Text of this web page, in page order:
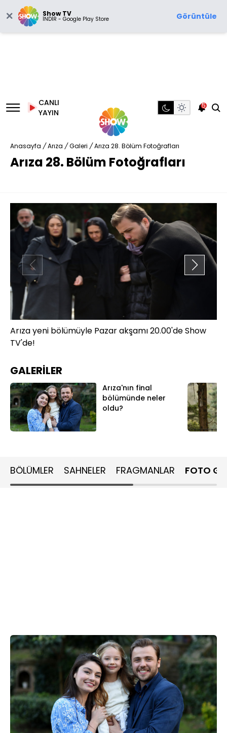
Show TV
İNDİR - Google Play Store Görüntüle
CANLI
YAYIN
5
Anasayfa / Arıza / Galeri / Arıza 28. Bölüm Fotoğrafları
Arıza 28. Bölüm Fotoğrafları
Arıza yeni bölümüyle Pazar akşamı 20.00'de Show
TV'de!
GALERİLER
Arıza'nın final
bölümünde neler
oldu?
BÖLÜMLER SAHNELER FRAGMANLAR FOTO